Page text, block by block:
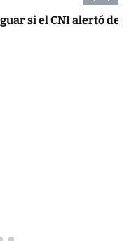
si el CNI alertó de la